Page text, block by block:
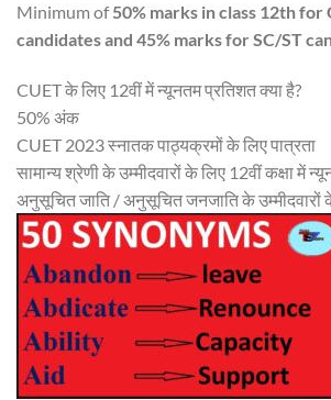
Minimum of50% marks in class 12th
candidates and 45% marks for SC/ST
CUET के लिए 12वीं में न्यूनतम प्रतिशत क्या है?
50% अंक
CUET 2023 स्नातक पाठ्यक्रमों के लिए पात्रता
सामान्य श्रेणी के उम्मीदवारों के लिए 12वीं कक्षा में
अनुसूचित जाति / अनुसूचित जनजाति के